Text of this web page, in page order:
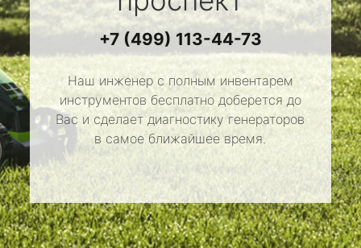
+7 (499) 113-44-73
Наш инженер с полным инвентарем
инструментов бесплатно доберется до
Вас и сделает диагностику генераторов
в самое ближайшее время.